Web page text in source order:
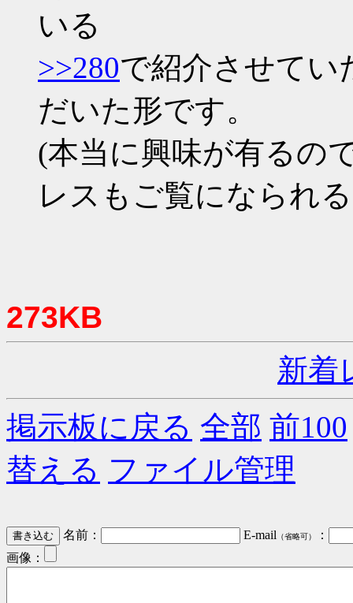
いる
>>280で紹介させてい
だいた形です。
(本当に興味が有るの
レスもご覧になられ
273KB
新着
掲示板に戻る 全部 前100
替える ファイル管理
名前： E-mail （省略可）
：
画像：